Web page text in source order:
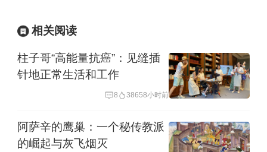
2025年约占13.59%，高于2024年的
12.73%。
“深读时代”越来越近，从消费习惯上也可
读支出为372.13元，高于2024年的
相关阅读
柱子哥“高能量抗癌”：见缝插
针地正常生活和工作
8 38658小时前
阿萨辛的鹰巢：一个秘传教派
的崛起与灰飞烟灭